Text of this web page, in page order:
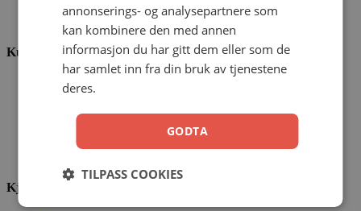
Vårt ansvar
Nettbibel
Kundeservice
Ofte stilte spørsmål
Min konto
Kjøpsbetingelser
Kjekt å vite
annonserings- og analysepartnere som
kan kombinere den med annen
informasjon du har gitt dem eller som de
har samlet inn fra din bruk av tjenestene
deres.
GODTA
TILPASS COOKIES